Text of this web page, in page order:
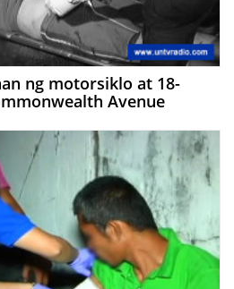
ng motorsiklo at 18-
Avenue